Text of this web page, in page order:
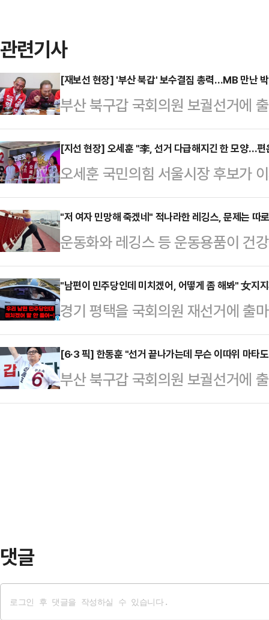
관련기사
[재보선 현장] '부산 북갑' 보수결집 총력…MB 만난
부산 북구갑 국회의원 보궐선거에
속 후보가 선거 전 마지막 주말을
결집'에 방점을 찍은 가운데 박민식
합류했고, 한동훈 후보는 아내 진은
더불어민주당 후보의 공세를 정면
31일 오전 부산을 찾은 이 전 대통
함께 점심식사를 했다. 이 일정에는
다.박 후보…
[지선 현장] 오세훈 "李, 선거 다급해지긴 한 모양…편
오세훈 국민의힘 서울시장 후보가
"선거가 다급해지긴 한 모양"이라
사역 인근에서 진행한 유세에서 "
않나"며 이같이 말했다.앞서 이 대
전투표 독려를 하면서도 "투표 포기
는 그들을 편드는 것"이라고 주장
반발하고 있다.오 후보는 "적어도
도 모두 보듬어…
"저 여자 민망해 죽겠네" 적나라한 레깅스, 문제는 따
운동화와 레깅스 등 운동용품이 건
다.16일 관련업계에 따르면 영국
전문가인 니콜 딘은 최근 데일리메
만 운동할 때 착용하는 옷과 신발이
어 "운동용품을 만들 때 흔히 사용
소재의 옷을 세탁하고 입을 때마다
말했다.입자가 매우 작은 미세플라
통해 여러 장기에 …
"남편이 민주당인데 미치겠어, 어떻게 좀 해봐" 女지
경기 평택을 국회의원 재선거에 출
세 중 "나는 조국혁신당인데 남편
호소에 "조국을 선택해 달라"고 요
관계망서비스(SNS)에 '조국 유세
숏폼 영상을 올렸다.영상에서 조 후
[6·3 픽] 한동훈 "선거 끝나가는데 무슨 이따위 마타
부산 북구갑 국회의원 보궐선거에
각종 공세를 펼치는 더불어민주당
댓글